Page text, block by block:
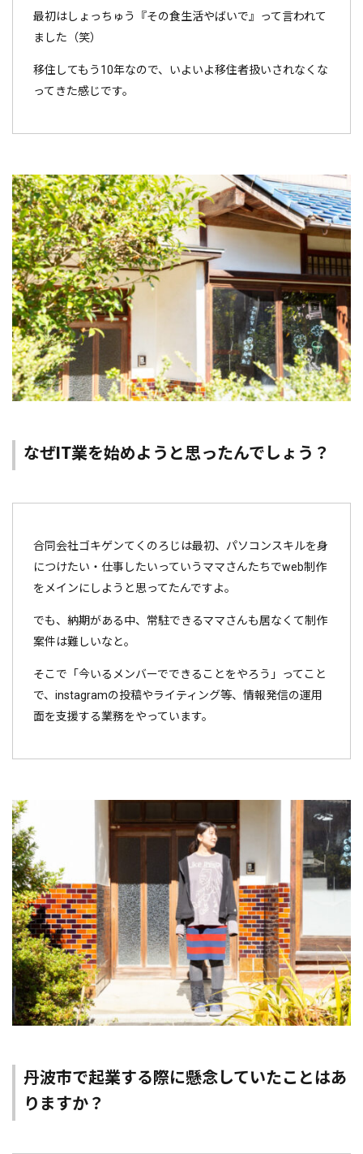
最初はしょっちゅう『その食生活やばいで』って言われて
ました（笑）
移住してもう10年なので、いよいよ移住者扱いされなくな
ってきた感じです。
なぜIT業を始めようと思ったんでしょう？
合同会社ゴキゲンてくのろじは最初、パソコンスキルを身
につけたい・仕事したいっていうママさんたちでweb制作
をメインにしようと思ってたんですよ。
でも、納期がある中、常駐できるママさんも居なくて制作
案件は難しいなと。
そこで「今いるメンバーでできることをやろう」ってこと
で、instagramの投稿やライティング等、情報発信の運用
面を支援する業務をやっています。
丹波市で起業する際に懸念していたことはあ
りますか？